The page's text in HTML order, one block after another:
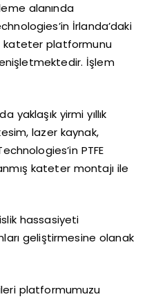
alanında
İrlanda’daki
kateter platformunu
İşlem
yirmi yıllık
lazer kaynak,
PTFE
kateter montajı ile
hassasiyeti
geliştirmesine olanak
platformumuzu